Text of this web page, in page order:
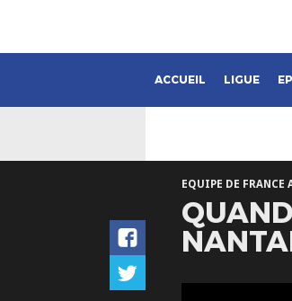
ACCUEIL LIGUE
EQUIPE DE FRANCE